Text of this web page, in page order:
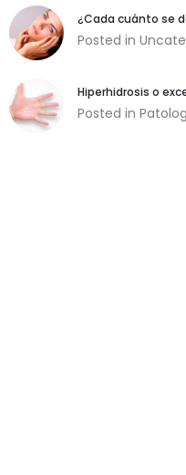
¿Cada cuánto se
Posted in
Hiperhidrosis o
Posted in